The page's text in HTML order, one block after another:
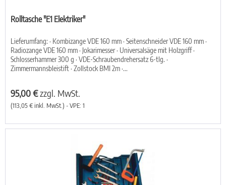
Rolltasche "E1 Elektriker"
Lieferumfang: · Kombizange VDE 160 mm · Seitenschneider VDE 160 mm ·
Radiozange VDE 160 mm · Jokarimesser · Universalsäge mit Holzgriff ·
Schlosserhammer 300 g · VDE-Schraubendrehersatz 6-tlg. ·
Zimmermannsbleistift · Zollstock BMI 2m ·...
95,00 €zzgl. MwSt.
(113,05 € inkl. MwSt.) - VPE: 1